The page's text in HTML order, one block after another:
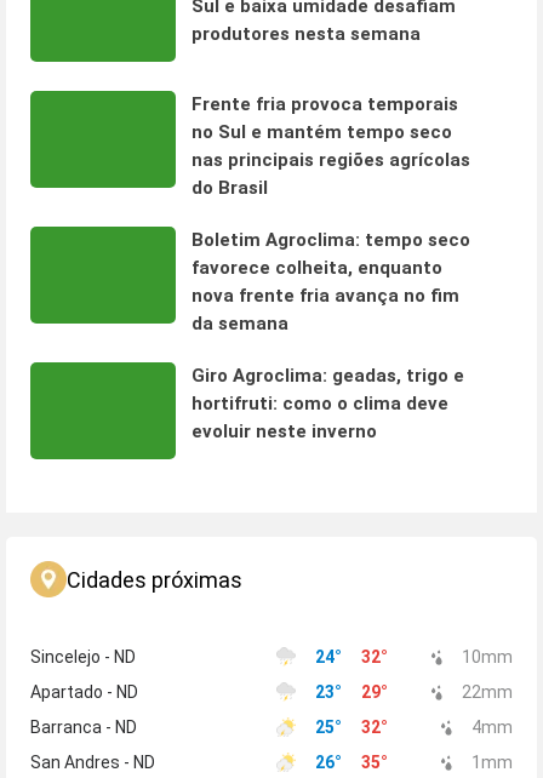
Sul e baixa umidade desafiam
produtores nesta semana
Frente fria provoca temporais
no Sul e mantém tempo seco
nas principais regiões agrícolas
do Brasil
Boletim Agroclima: tempo seco
favorece colheita, enquanto
nova frente fria avança no fim
da semana
Giro Agroclima: geadas, trigo e
hortifruti: como o clima deve
evoluir neste inverno
Cidades próximas
Sincelejo - ND 24° 32° 10mm
Apartado - ND
23° 29° 22mm
Barranca - ND
25° 32° 4mm
San Andres - ND
26° 35° 1 mm